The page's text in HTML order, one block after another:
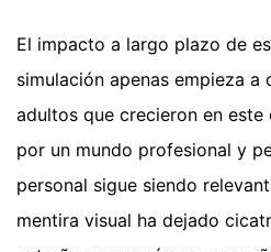
El impacto a largo plazo de
simulación apenas empieza a
adultos que crecieron en este
por un mundo profesional y
personal sigue siendo
mentira visual ha dejado